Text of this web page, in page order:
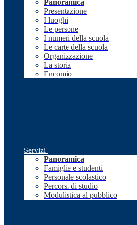
Panoramica
Presentazione
I luoghi
Le persone
I numeri della scuola
Le carte della scuola
Organizzazione
La storia
Encomio
Servizi
Panoramica
Famiglie e studenti
Personale scolastico
Percorsi di studio
Modulistica al pubblico